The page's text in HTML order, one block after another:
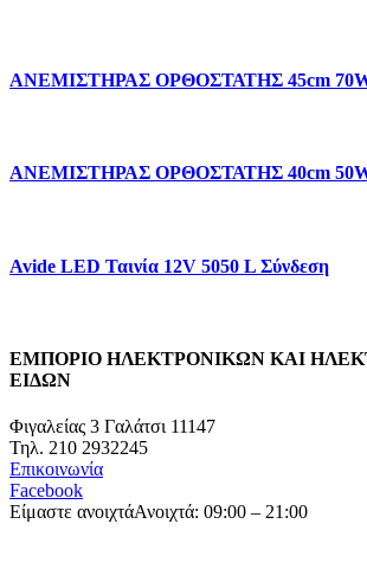
ΑΝΕΜΙΣΤΗΡΑΣ ΟΡΘΟΣΤΑΤΗΣ 45cm
ΑΝΕΜΙΣΤΗΡΑΣ ΟΡΘΟΣΤΑΤΗΣ 40cm
Avide LED Ταινία 12V 5050 L Σύνδεση
ΕΜΠΟΡΙΟ ΗΛΕΚΤΡΟΝΙΚΩΝ ΚΑΙ
ΕΙΔΩΝ
Φιγαλείας 3 Γαλάτσι 11147
Τηλ. 210 2932245
Επικοινωνία
Facebook
Είμαστε ανοιχτάΑνοιχτά: 09:00 – 21:00